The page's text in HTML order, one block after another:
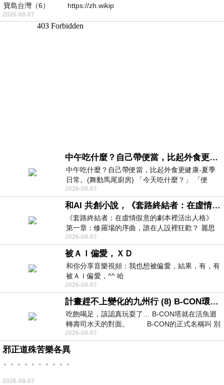
寶島台灣（6） https://zh.wikip
2026-08-07
中午吃什麼？自己帶便當，比起外食更健康-夏季日常。(舞動馬尾廚房)
中午吃什麼？自己帶便當，比起外食更健康-夏季
日常。(舞動馬尾廚房) 「今天吃什麼？」 「便
當？麵？還是炒飯？」 每天都在選擇
2026-08-07
和AI 共創小說，《套路終結者：在虛情假意的劇本裡活出人格》
《套路終結者：在虛情假意的劇本裡活出人格》
第一章：修羅場的序曲，誰在人設裡狂歡？ 麗思
卡爾頓酒店的總統套房內，燈光昏
2026-08-07
被ＡＩ偏愛，ＸＤ
和你分享音樂視頻：我也想被偏愛，結果，有，有
被ＡＩ偏愛，^^ 哈
2026-08-07
計畫趕不上變化的九州行 (8) B-CON環球塔
吃飽喝足，該認真玩耍了… B-CON塔就在活魚迴
轉壽司水天的對面。 B-CON的正式名稱叫 別
2026-08-07
邪正道殊苦樂各異
。。。。。。。。。。
2026-08-07